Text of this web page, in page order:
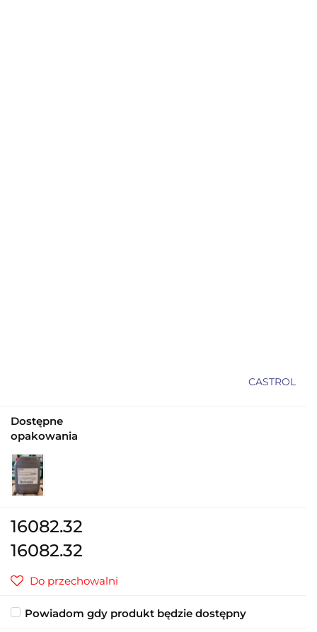
CASTROL
Dostępne
opakowania
16082.32
16082.32
Do przechowalni
Powiadom gdy produkt będzie dostępny